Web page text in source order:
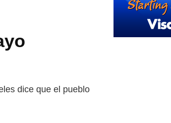
dice que el pueblo